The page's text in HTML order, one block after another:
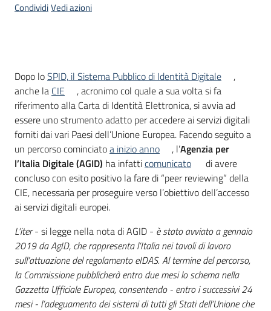
Seguici
su
CondividiVedi azioni
Introduzione
Dopo loSPID, il Sistema Pubblico di Identità Digitale
,
anche la CIE
, acronimo col quale a sua volta si fa
riferimento alla Carta di Identità Elettronica, si avvia ad
essere uno strumento adatto per accedere ai servizi digitali
forniti dai vari Paesi dell’Unione Europea. Facendo seguito a
un percorso cominciatoa inizio anno , l’Agenzia per
l’Italia Digitale (AGID) ha infatticomunicato
di avere
concluso con esito positivo la fare di “peer reviewing” della
CIE, necessaria per proseguire verso l’obiettivo dell’accesso
ai servizi digitali europei.
L’iter- si legge nella nota di AGID - è stato avviato a gennaio
2019 da AgID, che rappresenta l’Italia nei tavoli di lavoro
sull’attuazione del regolamento eIDAS. Al termine del percorso,
la Commissione pubblicherà entro due mesi lo schema nella
Gazzetta Ufficiale Europea, consentendo - entro i successivi 24
mesi - l’adeguamento dei sistemi di tutti gli Stati dell’Unione che